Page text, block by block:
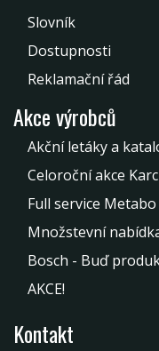
Slovník
Dostupnosti
Reklamační řád
Akce výrobců
Akční letáky a
Celoroční akce
Full service Metabo
Množstevní
Bosch - Buď
AKCE!
Kontakt